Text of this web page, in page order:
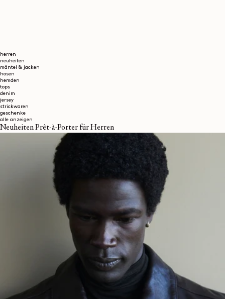
herren
neuheiten
mäntel & jacken
hosen
hemden
tops
denim
jersey
strickwaren
geschenke
alle anzeigen
Neuheiten Prêt-à-Porter für Herren